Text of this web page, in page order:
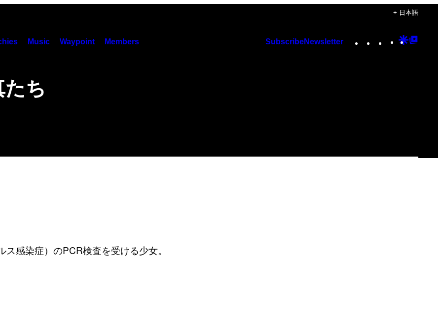
+ 日本語
Music Waypoint Members SubscribeNewsletter Instagram
TikTok
YouTube
Google
ち
感染症）のPCR検査を受ける少女。